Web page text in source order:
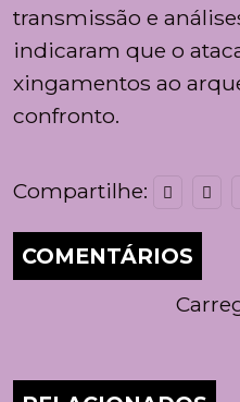
transmissão e
indicaram que o
xingamentos ao
confronto.
Compartilhe:
COMENTÁRIOS